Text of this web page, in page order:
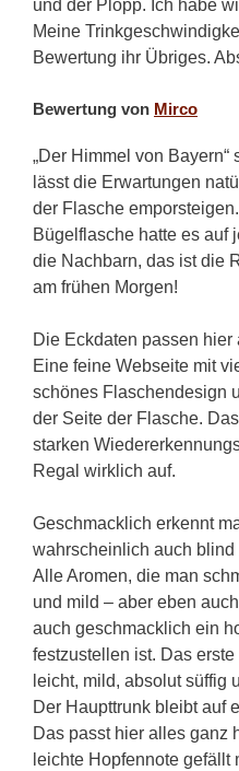
und der Plöpp. Ich habe
Meine
Bewertung ihr Übriges.
Bewertung von Mirco
„Der Himmel von Bayern“
lässt die Erwartungen
der Flasche
Bügelflasche hatte es auf
die Nachbarn, das ist die
am frühen Morgen!
Die Eckdaten passen
Eine feine Webseite mit
schönes Flaschendesign
der Seite der Flasche.
starken
Regal wirklich auf.
Geschmacklich erkennt
wahrscheinlich auch blind
Alle Aromen, die man
und mild – aber eben
auch geschmacklich ein
festzustellen ist. Das
leicht, mild, absolut süffig
Der Haupttrunk bleibt auf
Das passt hier alles ganz
leichte Hopfennote gefällt